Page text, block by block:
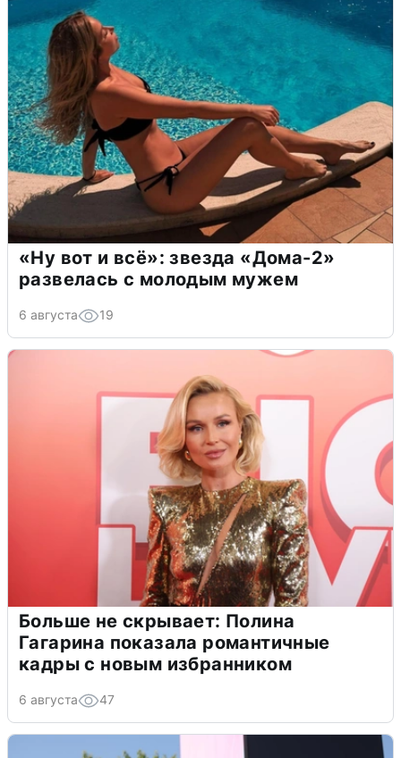
«Ну вот и всё»: звезда «Дома-2»
развелась с молодым мужем
6 августа 19
Больше не скрывает: Полина
Гагарина показала романтичные
кадры с новым избранником
6 августа 47